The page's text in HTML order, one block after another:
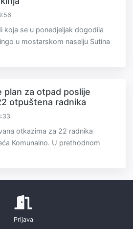
koja se u ponedjeljak dogodila
u mostarskom naselju Sutina
plan za otpad poslije
otpuštena radnika
otkazima za 22 radnika
Komunalno. U prethodnom
Prijava